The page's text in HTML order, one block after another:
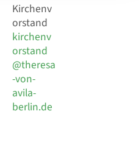
Kirchenv
orstand
kirchenv
orstand
@theresa
-von-
avila-
berlin.de